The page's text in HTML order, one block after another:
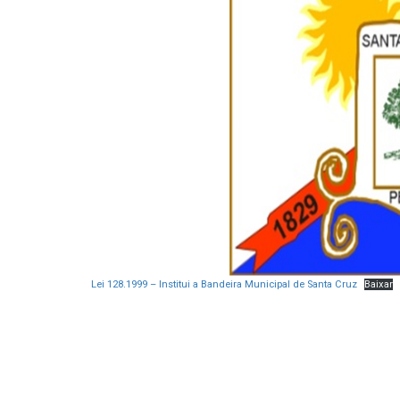
Lei 128.1999 – Institui a Bandeira Municipal de Santa Cruz Baixar